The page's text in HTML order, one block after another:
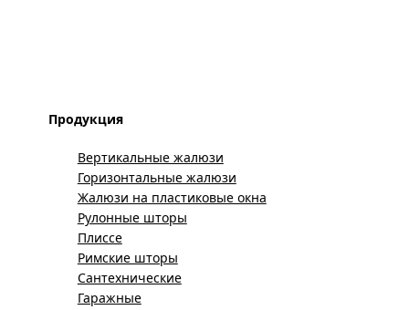
Продукция
Вертикальные жалюзи
Горизонтальные жалюзи
Жалюзи на пластиковые окна
Рулонные шторы
Плиссе
Римские шторы
Сантехнические
Гаражные